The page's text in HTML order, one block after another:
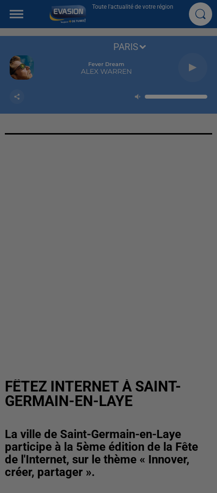
Toute l'actualité de votre région
Fever Dream
ALEX WARREN
PARIS
FÊTEZ INTERNET À SAINT-
GERMAIN-EN-LAYE
La ville de Saint-Germain-en-Laye
participe à la 5ème édition de la Fête
de l'Internet, sur le thème « Innover,
créer, partager ».